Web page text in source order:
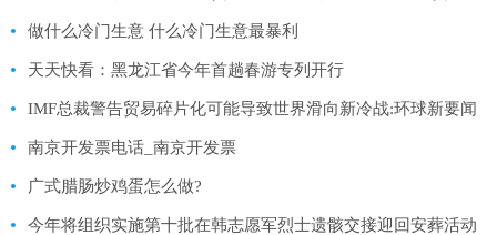
做什么冷门生意 什么冷门生意最暴利
天天快看：黑龙江省今年首趟春游专列开行
IMF总裁警告贸易碎片化可能导致世界滑向新冷战:环球新要闻
南京开发票电话_南京开发票
广式腊肠炒鸡蛋怎么做?
​今年将组织实施第十批在韩志愿军烈士遗骸交接迎回安葬活动